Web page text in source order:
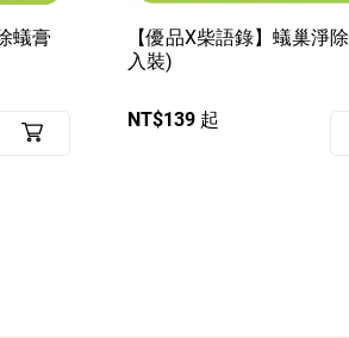
蟻膏
【優品X柴語錄】蟻巢淨
入裝)
NT$139 起